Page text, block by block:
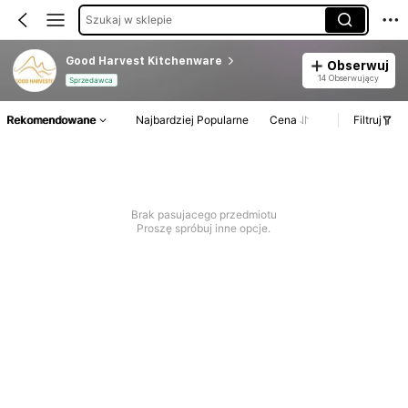
Szukaj w sklepie
Good Harvest Kitchenware
Sprzedawca
Obserwuj
14 Obserwujący
Rekomendowane Najbardziej Popularne Cena Filtruj
Brak pasujacego przedmiotu
Proszę spróbuj inne opcje.